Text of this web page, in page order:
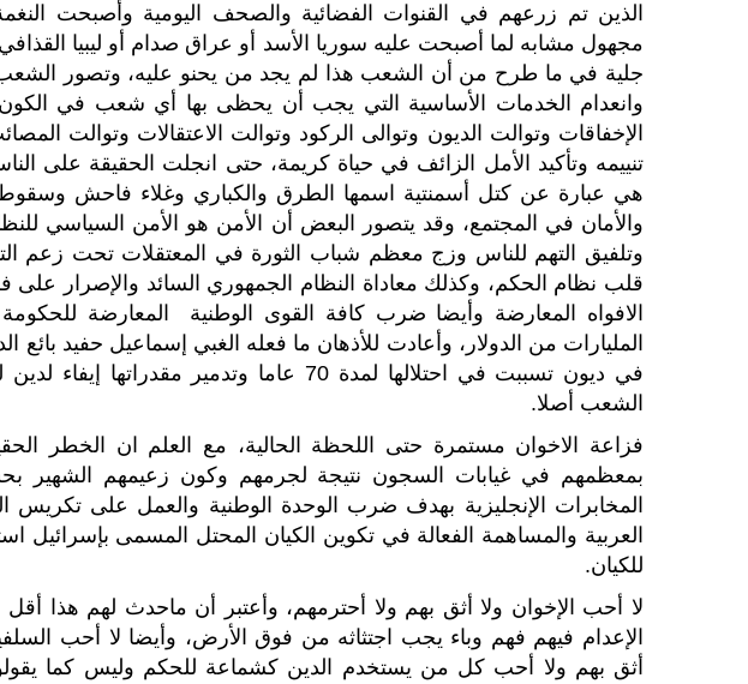
الذين تم زرعهم في القنوات الفضائية والصحف اليومية وأصبحت
مجهول مشابه لما أصبحت عليه سوريا الأسد أو عراق صدام أو ليبيا
جلية في ما طرح من أن الشعب هذا لم يجد من يحنو عليه، وتصور
وانعدام الخدمات الأساسية التي يجب أن يحظى بها أي شعب في الكون،
الإخفاقات وتوالت الديون وتوالى الركود وتوالت الاعتقالات وتوالت
تنييمه وتأكيد الأمل الزائف في حياة كريمة، حتى انجلت الحقيقة على
هي عبارة عن كتل أسمنتية اسمها الطرق والكباري وغلاء فاحش وسقوط
والأمان في المجتمع، وقد يتصور البعض أن الأمن هو الأمن السياسي
وتلفيق التهم للناس وزج معظم شباب الثورة في المعتقلات تحت زعم
قلب نظام الحكم، وكذلك معاداة النظام الجمهوري السائد والإصرار على
الافواه المعارضة وأيضا ضرب كافة القوى الوطنية المعارضة للحكومة
المليارات من الدولار، وأعادت للأذهان ما فعله الغبي إسماعيل حفيد
في ديون تسببت في احتلالها لمدة 70 عاما
الشعب أصلا.
فزاعة الاخوان مستمرة حتى اللحظة الحالية، مع العلم ان الخطر
بمعظمهم في غيابات السجون نتيجة لجرمهم وكون زعيمهم الشهير
المخابرات الإنجليزية بهدف ضرب الوحدة الوطنية والعمل على تكريس
العربية والمساهمة الفعالة في تكوين الكيان المحتل المسمى بإسرائيل
للكيان.
لا أحب الإخوان ولا أثق بهم ولا أحترمهم، وأعتبر أن ماحدث لهم هذا أقل
الإعدام فيهم فهم وباء يجب اجتثاثه من فوق الأرض، وأيضا لا أحب
أثق بهم ولا أحب كل من يستخدم الدين كشماعة للحكم وليس كما